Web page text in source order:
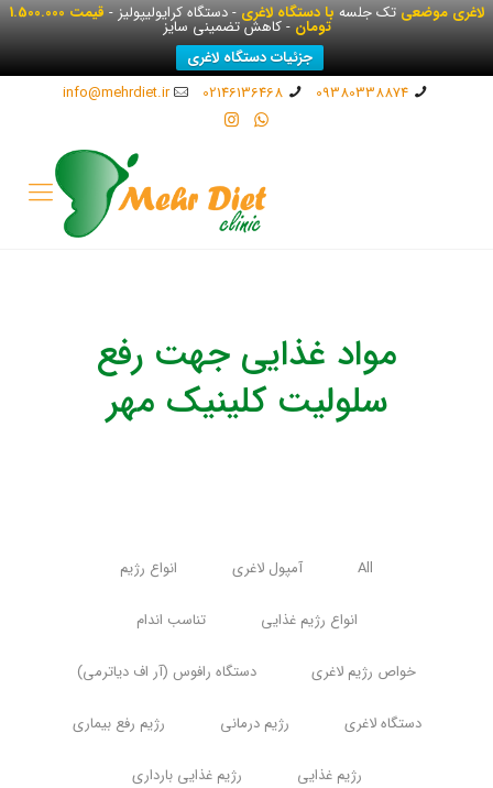
لاغری موضعیتک جلسهبا دستگاه لاغری- دستگاه کرایولیپولیز - قیمت 1.500.000
تومان- کاهش تضمینی سایز
جزئیات دستگاه لاغری
09380338874
02146136468
info@mehrdiet.ir
مواد غذایی جهت رفع
سلولیت کلینیک مهر
All آمپول لاغری انواع رژیم
انواع رژیم غذایی تناسب اندام
خواص رژیم لاغری دستگاه رافوس (آر اف دیاترمی)
دستگاه لاغری رژیم درمانی رژیم رفع بیماری
رژیم غذایی رژیم غذایی بارداری